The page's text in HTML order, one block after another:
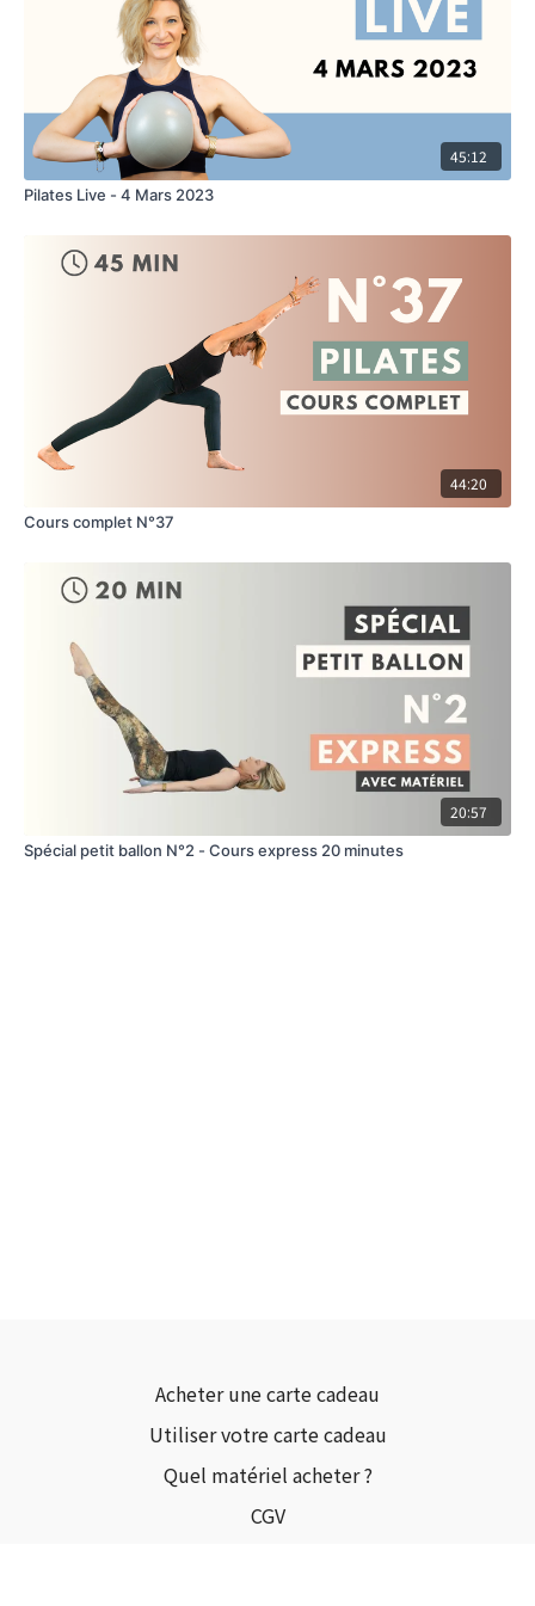
45:12
Pilates Live - 4 Mars 2023
44:20
Cours complet N°37
20:57
Spécial petit ballon N°2 - Cours express 20 minutes
Acheter une carte cadeau
Utiliser votre carte cadeau
Quel matériel acheter ?
CGV